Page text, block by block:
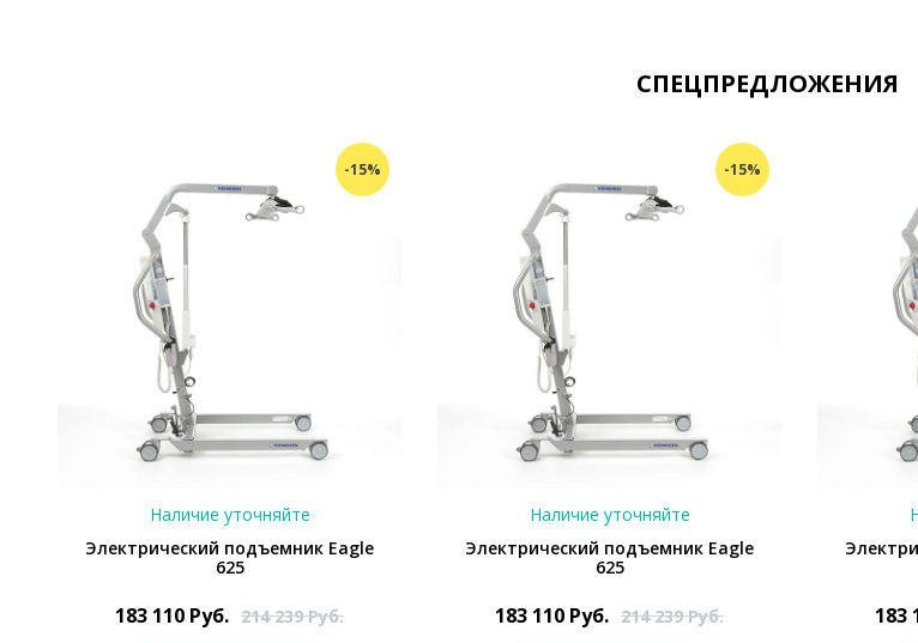
СПЕЦПРЕДЛОЖЕНИЯ
-15%
Наличие уточняйте
Электрический подъемник Eagle
625
183 110 Руб. 214 239Руб.
-15%
Наличие уточняйте
Электрический подъемник Eagle
625
183 110 Руб. 214 239Руб. 183